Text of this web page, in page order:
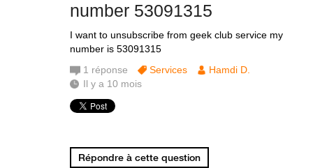
number 53091315
I want to unsubscribe from geek club service my
number is 53091315
1 réponse Services
Hamdi D.
Il y a 10 mois
Répondre à cette question